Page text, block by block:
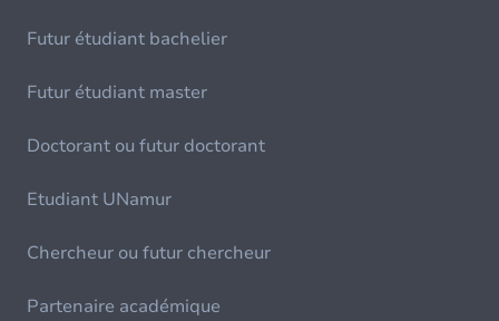
Futur étudiant bachelier
Futur étudiant master
Doctorant ou futur doctorant
Etudiant UNamur
Chercheur ou futur chercheur
Partenaire académique